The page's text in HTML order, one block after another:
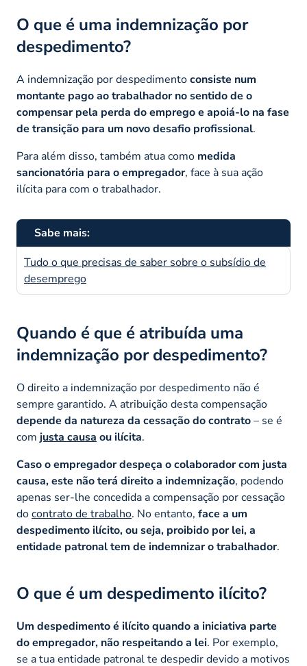
O que é uma indemnização por
despedimento?
A indemnização por despedimentoconsiste num
montante pago ao trabalhador no sentido de o
compensar pela perda do emprego e apoiá-lo na fase
de transição para um novo desafio profissional.
Para além disso, também atua como medida
sancionatória para o empregador, face à sua ação
ilícita para com o trabalhador.
Sabe mais:
Tudo o que precisas de saber sobre o subsídio de
desemprego
Quando é que é atribuída uma
indemnização por despedimento?
O direito a indemnização por despedimento não é
sempre garantido. A atribuição desta compensação
depende da natureza da cessação do contrato– se é
com justa causa ou ilícita.
Caso o empregador despeça o colaborador com justa
causa, este não terá direito a indemnização, podendo
apenas ser-lhe concedida a compensação por cessação
docontrato de trabalho. No entanto, face a um
despedimento ilícito, ou seja, proibido por lei, a
entidade patronal tem de indemnizar o trabalhador.
O que é um despedimento ilícito?
Um despedimento é ilícito quando a iniciativa parte
do empregador, não respeitando a lei. Por exemplo,
se a tua entidade patronal te despedir devido a motivos